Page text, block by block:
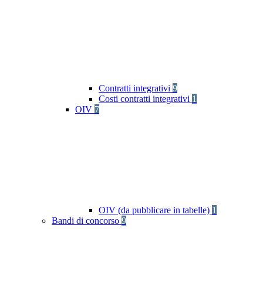
Contratti integrativi 9
Costi contratti integrativi 1
OIV 7
OIV (da pubblicare in tabelle) 1
Bandi di concorso 9